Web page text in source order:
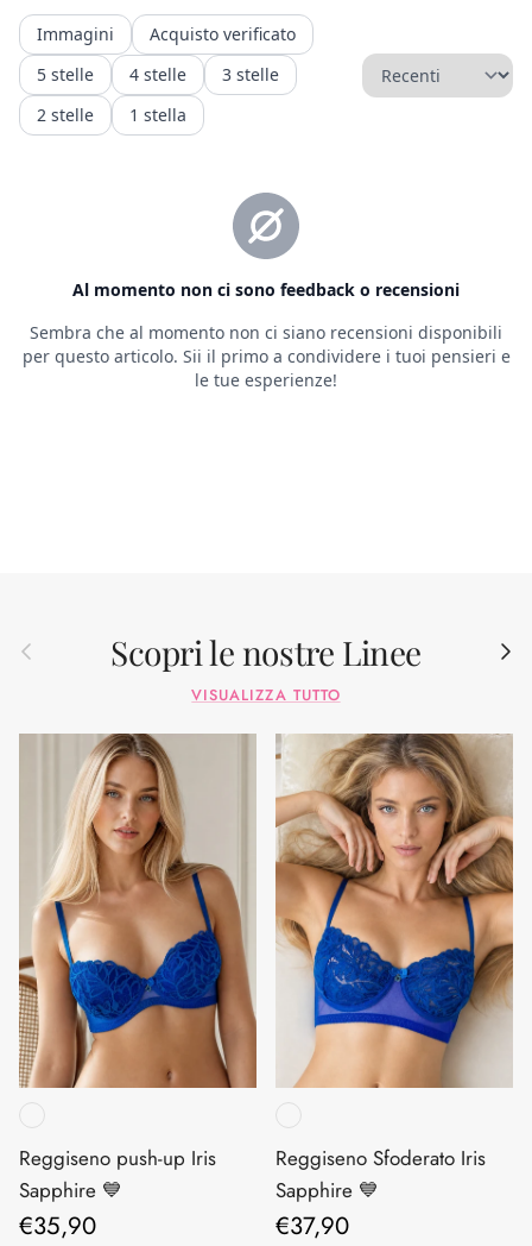
Indietro Scopri le nostre Linee
VISUALIZZA TUTTO
Reggiseno push-up Iris
Sapphire 💙
Prezzo normale
€35,90
Reggiseno Sfoderato Iris
Sapphire 💙
Prezzo normale
€37,90